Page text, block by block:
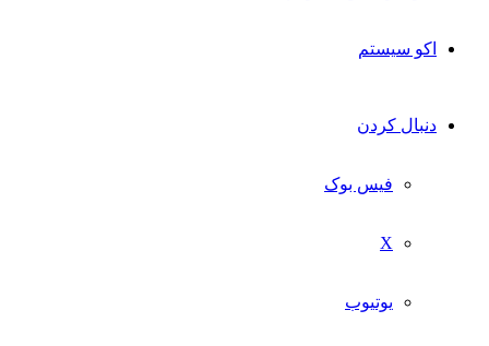
اکو سیستم
دنبال کردن
فیس بوک
X
یوتیوب